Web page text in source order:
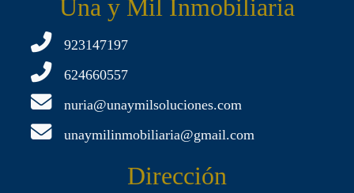
Una y Mil Inmobiliaria
923147197
624660557
nuria@unaymilsoluciones.com
unaymilinmobiliaria@gmail.com
Dirección